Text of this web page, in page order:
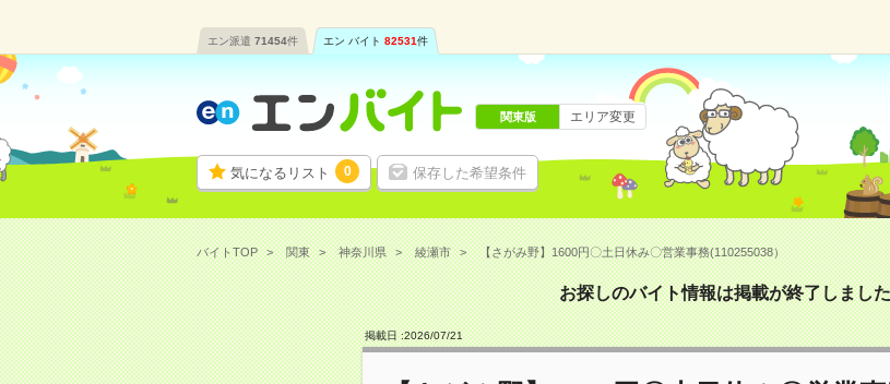
エン派遣 71454件 エン バイト 82531件
気になるリスト 0 保存した希望条件
関東版 エリア変更
バイトTOP 関東 神奈川県 綾瀬市 【さがみ野】1600円〇土日休み〇営業事務(110255038）
お探しのバイト情報は掲載が終了しまし
掲載日 :2026/07/21